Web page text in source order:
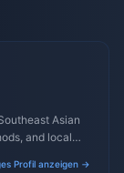
Asian
and local
Profil anzeigen →